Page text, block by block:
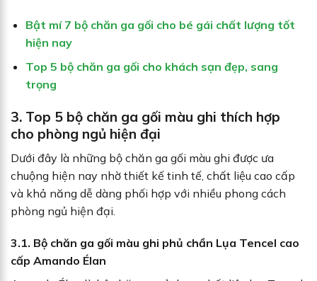
Bật mí 7 bộ chăn ga gối cho bé gái chất lượng tốt
hiện nay
Top 5 bộ chăn ga gối cho khách sạn đẹp, sang
trọng
3. Top 5 bộ chăn ga gối màu ghi thích hợp
cho phòng ngủ hiện đại
Dưới đây là những bộ chăn ga gối màu ghi được ưa
chuộng hiện nay nhờ thiết kế tinh tế, chất liệu cao cấp
và khả năng dễ dàng phối hợp với nhiều phong cách
phòng ngủ hiện đại.
3.1. Bộ chăn ga gối màu ghi phủ chần Lụa Tencel cao
cấp Amando Élan